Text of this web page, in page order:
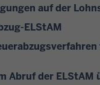
auf der
ELStAM
der ELStAM